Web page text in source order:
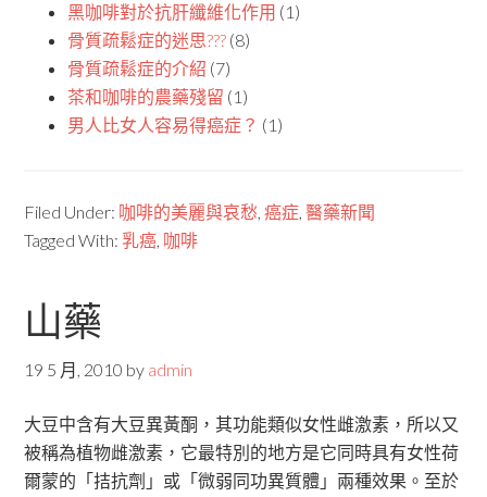
黑咖啡對於抗肝纖維化作用 (1)
骨質疏鬆症的迷思??? (8)
骨質疏鬆症的介紹 (7)
茶和咖啡的農藥殘留 (1)
男人比女人容易得癌症？ (1)
Filed Under: 咖啡的美麗與哀愁,癌症,醫藥新聞
Tagged With: 乳癌, 咖啡
山藥
19 5 月, 2010 by admin
大豆中含有大豆異黃酮，其功能類似女性雌激素，所以又
被稱為植物雌激素，它最特別的地方是它同時具有女性荷
爾蒙的「拮抗劑」或「微弱同功異質體」兩種效果。至於